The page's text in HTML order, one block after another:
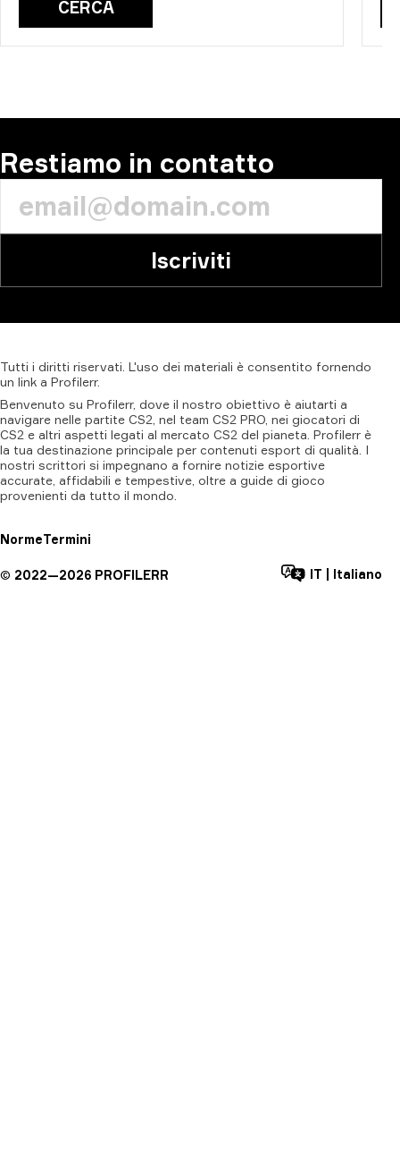
CERCA
Restiamo in contatto
Iscriviti
Tutti i diritti riservati. L'uso dei materiali è consentito fornendo
un link a Profilerr.
Benvenuto su Profilerr, dove il nostro obiettivo è aiutarti a
navigare nelle partite CS2, nel team CS2 PRO, nei giocatori di
CS2 e altri aspetti legati al mercato CS2 del pianeta. Profilerr è
la tua destinazione principale per contenuti esport di qualità. I
nostri scrittori si impegnano a fornire notizie esportive
accurate, affidabili e tempestive, oltre a guide di gioco
provenienti da tutto il mondo.
NormeTermini
© 2022—2026 PROFILERR IT Italiano